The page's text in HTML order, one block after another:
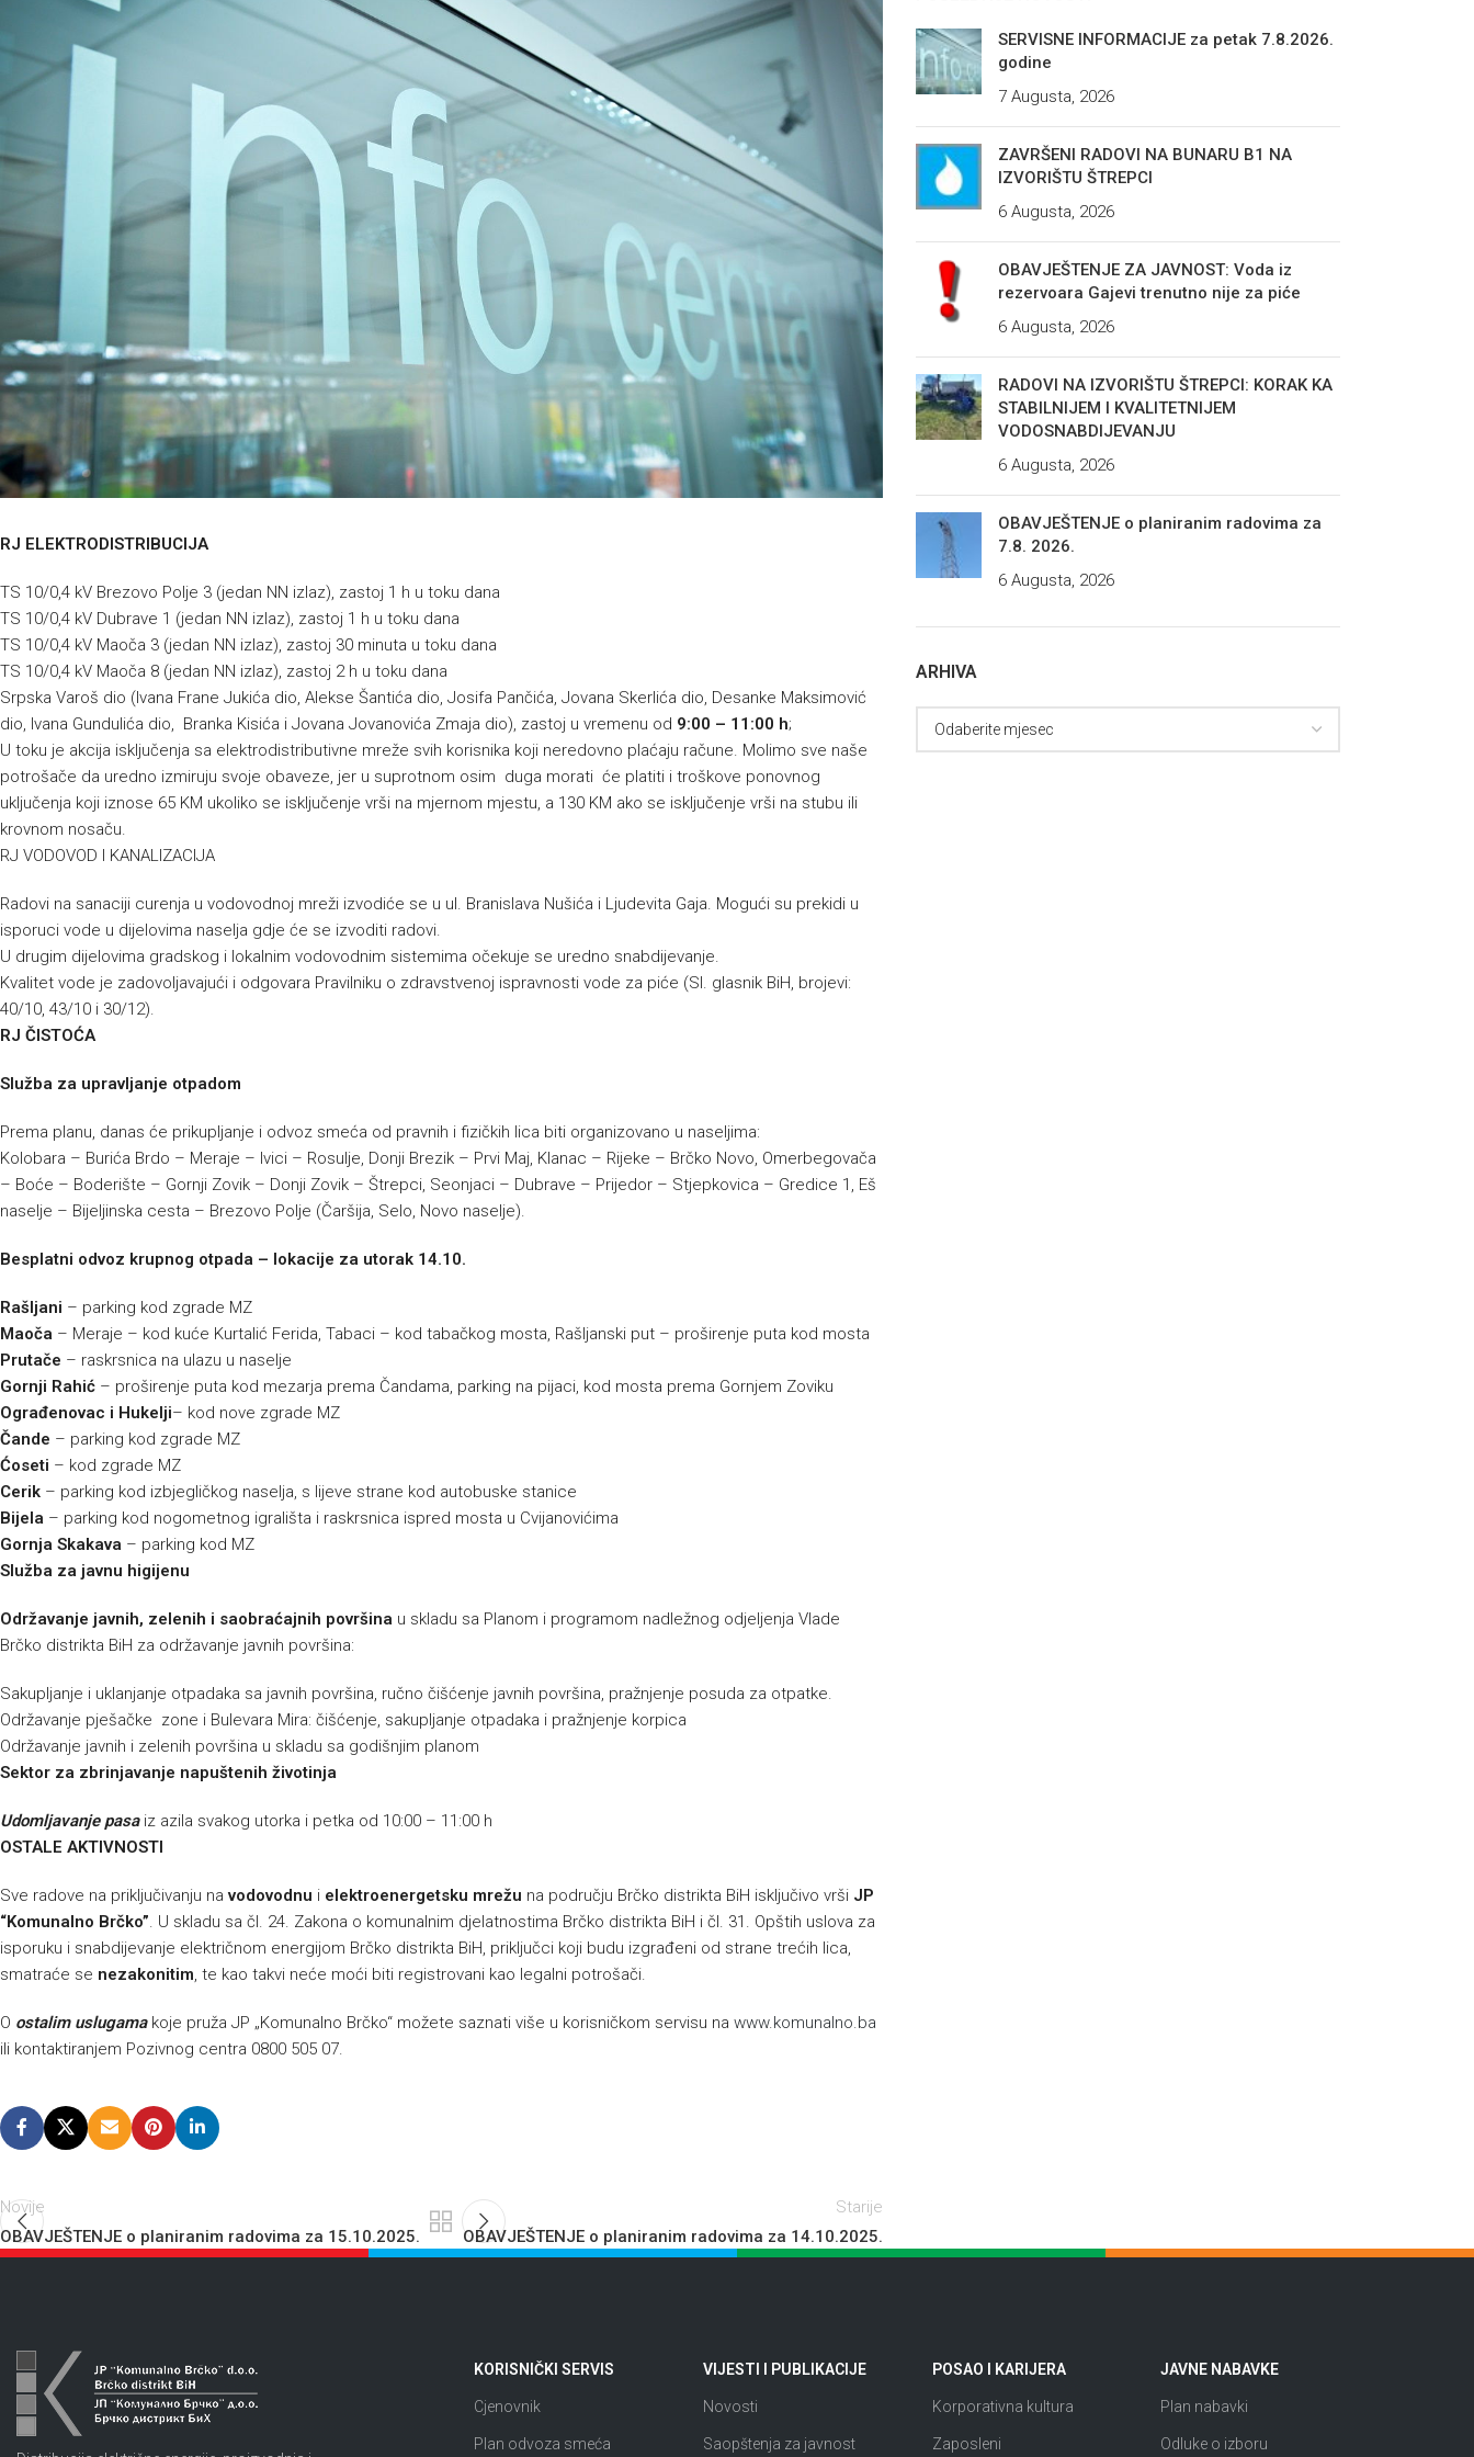
RJ ELEKTRODISTRIBUCIJA
TS 10/0,4 kV Brezovo Polje 3 (jedan NN izlaz), zastoj 1 h u toku dana
TS 10/0,4 kV Dubrave 1 (jedan NN izlaz), zastoj 1 h u toku dana
TS 10/0,4 kV Maoča 3 (jedan NN izlaz), zastoj 30 minuta u toku dana
TS 10/0,4 kV Maoča 8 (jedan NN izlaz), zastoj 2 h u toku dana
Srpska Varoš dio (Ivana Frane Jukića dio, Alekse Šantića dio, Josifa Pančića, Jovana Skerlića dio, Desanke Maksimović
dio, Ivana Gundulića dio, Branka Kisića i Jovana Jovanovića Zmaja dio), zastoj u vremenu od 9:00 – 11:00 h;
U toku je akcija isključenja sa elektrodistributivne mreže svih korisnika koji neredovno plaćaju račune. Molimo sve naše
potrošače da uredno izmiruju svoje obaveze, jer u suprotnom osim duga morati će platiti i troškove ponovnog
uključenja koji iznose 65 KM ukoliko se isključenje vrši na mjernom mjestu, a 130 KM ako se isključenje vrši na stubu ili
krovnom nosaču.
RJ VODOVOD I KANALIZACIJA
Radovi na sanaciji curenja u vodovodnoj mreži izvodiće se u ul. Branislava Nušića i Ljudevita Gaja. Mogući su prekidi u
isporuci vode u dijelovima naselja gdje će se izvoditi radovi.
U drugim dijelovima gradskog i lokalnim vodovodnim sistemima očekuje se uredno snabdijevanje.
Kvalitet vode je zadovoljavajući i odgovara Pravilniku o zdravstvenoj ispravnosti vode za piće (Sl. glasnik BiH, brojevi:
40/10, 43/10 i 30/12).
RJ ČISTOĆA
Služba za upravljanje otpadom
Prema planu, danas će prikupljanje i odvoz smeća od pravnih i fizičkih lica biti organizovano u naseljima:
Kolobara – Burića Brdo – Meraje – Ivici – Rosulje, Donji Brezik – Prvi Maj, Klanac – Rijeke – Brčko Novo, Omerbegovača
– Boće – Boderište – Gornji Zovik – Donji Zovik – Štrepci, Seonjaci – Dubrave – Prijedor – Stjepkovica – Gredice 1, Eš
naselje – Bijeljinska cesta – Brezovo Polje (Čaršija, Selo, Novo naselje).
Besplatni odvoz krupnog otpada – lokacije za utorak 14.10.
Rašljani – parking kod zgrade MZ
Maoča – Meraje – kod kuće Kurtalić Ferida, Tabaci – kod tabačkog mosta, Rašljanski put – proširenje puta kod mosta
Prutače – raskrsnica na ulazu u naselje
Gornji Rahić – proširenje puta kod mezarja prema Čandama, parking na pijaci, kod mosta prema Gornjem Zoviku
Ograđenovac i Hukelji– kod nove zgrade MZ
Čande – parking kod zgrade MZ
Ćoseti – kod zgrade MZ
Cerik – parking kod izbjegličkog naselja, s lijeve strane kod autobuske stanice
Bijela – parking kod nogometnog igrališta i raskrsnica ispred mosta u Cvijanovićima
Gornja Skakava – parking kod MZ
Služba za javnu higijenu
Održavanje javnih, zelenih i saobraćajnih površina u skladu sa Planom i programom nadležnog odjeljenja Vlade
Brčko distrikta BiH za održavanje javnih površina:
Sakupljanje i uklanjanje otpadaka sa javnih površina, ručno čišćenje javnih površina, pražnjenje posuda za otpatke.
Održavanje pješačke zone i Bulevara Mira: čišćenje, sakupljanje otpadaka i pražnjenje korpica
Održavanje javnih i zelenih površina u skladu sa godišnjim planom
Sektor za zbrinjavanje napuštenih životinja
Udomljavanje pasaiz azila svakog utorka i petka od 10:00 – 11:00 h
OSTALE AKTIVNOSTI
Sve radove na priključivanju navodovodnu i elektroenergetsku mrežu na području Brčko distrikta BiH isključivo vrši JP
“Komunalno Brčko”. U skladu sa čl. 24. Zakona o komunalnim djelatnostima Brčko distrikta BiH i čl. 31. Opštih uslova za
isporuku i snabdijevanje električnom energijom Brčko distrikta BiH, priključci koji budu izgrađeni od strane trećih lica,
smatraće se nezakonitim, te kao takvi neće moći biti registrovani kao legalni potrošači.
O ostalim uslugamakoje pruža JP „Komunalno Brčko“ možete saznati više u korisničkom servisu na www.komunalno.ba
ili kontaktiranjem Pozivnog centra 0800 505 07.
Novije
OBAVJEŠTENJE o planiranim radovima za 15.10.2025.
Starije
OBAVJEŠTENJE o planiranim radovima za 14.10.2025.
SERVISNE INFORMACIJE za petak 7.8.2026.
godine
7 Augusta, 2026
ZAVRŠENI RADOVI NA BUNARU B1 NA
IZVORIŠTU ŠTREPCI
6 Augusta, 2026
OBAVJEŠTENJE ZA JAVNOST: Voda iz
rezervoara Gajevi trenutno nije za piće
6 Augusta, 2026
RADOVI NA IZVORIŠTU ŠTREPCI: KORAK KA
STABILNIJEM I KVALITETNIJEM
VODOSNABDIJEVANJU
6 Augusta, 2026
OBAVJEŠTENJE o planiranim radovima za
7.8. 2026.
6 Augusta, 2026
ARHIVA
KORISNIČKI SERVIS
Cjenovnik
Plan odvoza smeća
VIJESTI I PUBLIKACIJE
Novosti
Saopštenja za javnost
POSAO I KARIJERA
Korporativna kultura
Zaposleni
JAVNE NABAVKE
Plan nabavki
Odluke o izboru